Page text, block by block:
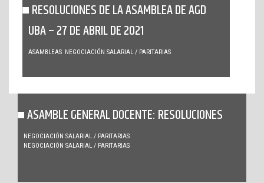
RESOLUCIONES DE LA ASAMBLEA DE AGD
UBA – 27 DE ABRIL DE 2021
ASAMBLEAS NEGOCIACIÓN SALARIAL / PARITARIAS
ASAMBLE GENERAL DOCENTE: RESOLUCIONES
NEGOCIACIÓN SALARIAL / PARITARIAS
NEGOCIACIÓN SALARIAL / PARITARIAS